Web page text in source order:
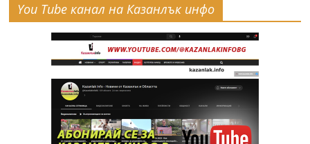
You Tube канал на Казанлък инфо